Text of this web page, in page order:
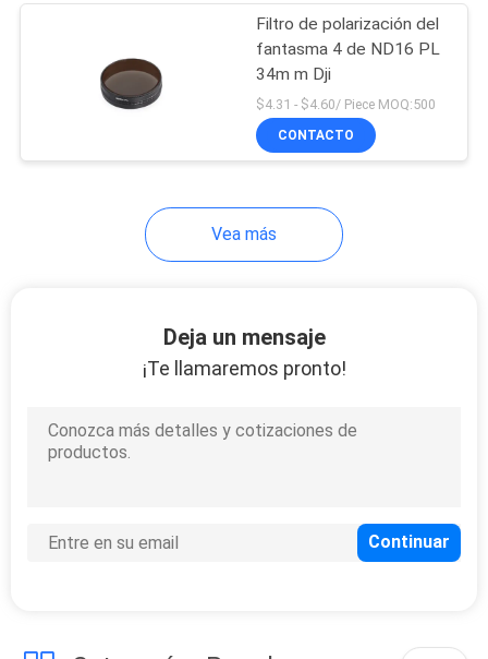
Filtro de polarización del
fantasma 4 de ND16 PL
34m m Dji
$4.31 - $4.60/ Piece MOQ:500
CONTACTO
Vea más
Deja un mensaje
¡Te llamaremos pronto!